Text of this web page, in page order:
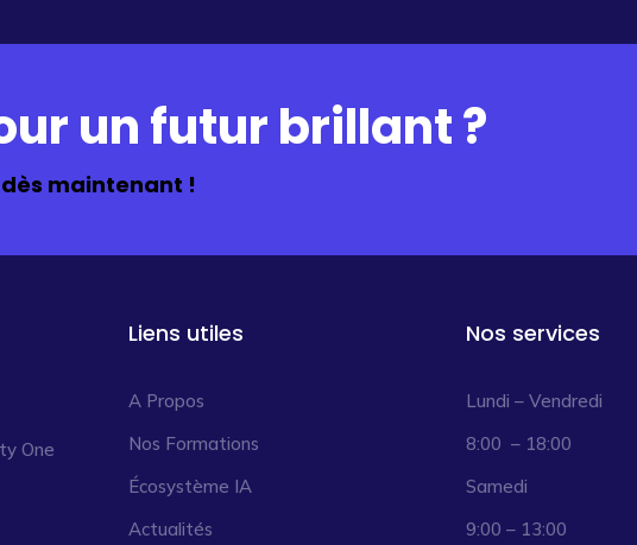
un futur brillant ?
maintenant !
One
Liens utiles
A Propos
Nos Formations
Écosystème IA
Actualités
Nos services
Lundi – Vendredi
8:00 – 18:00
Samedi
9:00 – 13:00